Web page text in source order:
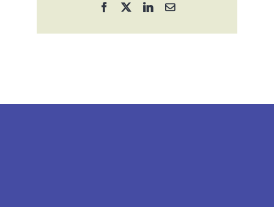
Facebook
X LinkedInCorreo